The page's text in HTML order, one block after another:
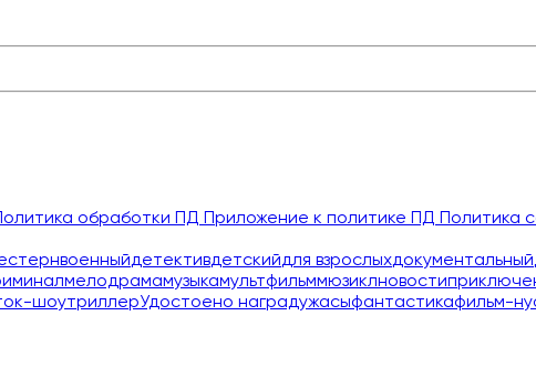
обработки ПД Приложение к политике ПД Политика
военныйдетективдетскийдля взрослыхдокументальный
мелодрамамузыкамультфильммюзиклновости
шоутриллерУдостоено наградужасыфантастикафильм-